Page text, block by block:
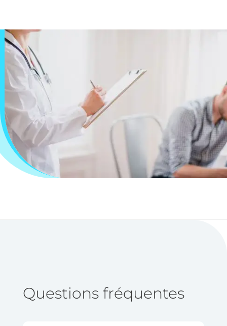
Questions fréquentes